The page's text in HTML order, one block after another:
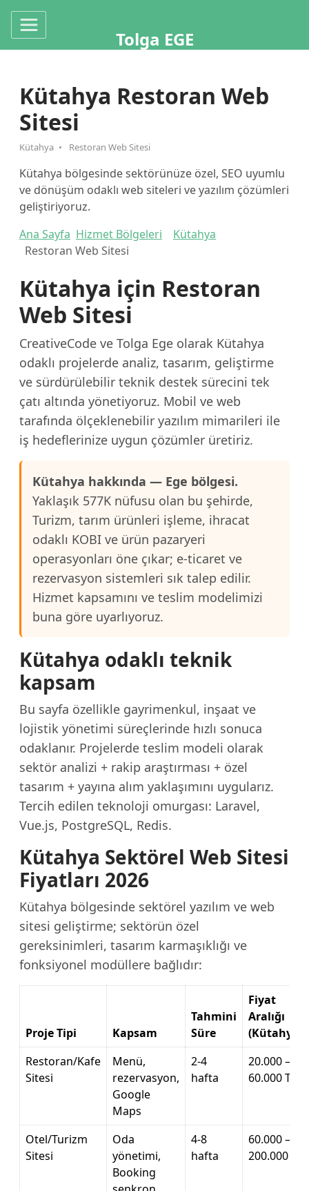
Tolga EGE
Kütahya Restoran Web
Sitesi
Kütahya Restoran Web Sitesi
Kütahya bölgesinde sektörünüze özel, SEO uyumlu
ve dönüşüm odaklı web siteleri ve yazılım çözümleri
geliştiriyoruz.
Ana Sayfa Hizmet Bölgeleri
Kütahya
Restoran Web Sitesi
Kütahya için Restoran
Web Sitesi
CreativeCode ve Tolga Ege olarak Kütahya
odaklı projelerde analiz, tasarım, geliştirme
ve sürdürülebilir teknik destek sürecini tek
çatı altında yönetiyoruz. Mobil ve web
tarafında ölçeklenebilir yazılım mimarileri ile
iş hedeflerinize uygun çözümler üretiriz.
Kütahya hakkında — Ege bölgesi.
Yaklaşık 577K nüfusu olan bu şehirde,
Turizm, tarım ürünleri işleme, ihracat
odaklı KOBI ve ürün pazaryeri
operasyonları öne çıkar; e-ticaret ve
rezervasyon sistemleri sık talep edilir.
Hizmet kapsamını ve teslim modelimizi
buna göre uyarlıyoruz.
Kütahya odaklı teknik
kapsam
Bu sayfa özellikle gayrimenkul, inşaat ve
lojistik yönetimi süreçlerinde hızlı sonuca
odaklanır. Projelerde teslim modeli olarak
sektör analizi + rakip araştırması + özel
tasarım + yayına alım yaklaşımını uygularız.
Tercih edilen teknoloji omurgası: Laravel,
Vue.js, PostgreSQL, Redis.
Kütahya Sektörel Web Sitesi
Fiyatları 2026
Kütahya bölgesinde sektörel yazılım ve web
sitesi geliştirme; sektörün özel
gereksinimleri, tasarım karmaşıklığı ve
fonksiyonel modüllere bağlıdır:
Proje Tipi Kapsam
Tahmini
Süre
Fiyat
Aralığı
(Kütahya)
Restoran/Kafe
Sitesi
Menü,
rezervasyon,
Google
Maps
2-4
hafta
20.000 –
60.000 TL
Otel/Turizm
Sitesi
Oda
yönetimi,
Booking
4-8
hafta
60.000 –
200.000 TL